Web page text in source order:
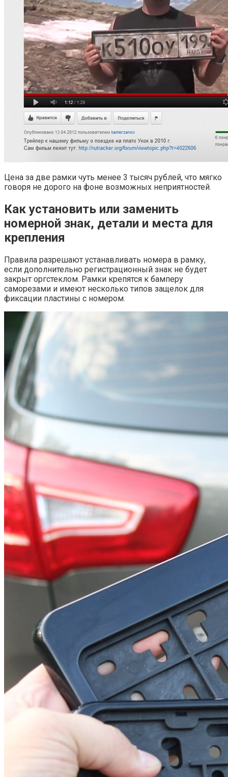
Цена за две рамки чуть менее 3 тысяч рублей, что мягко
говоря не дорого на фоне возможных неприятностей.
Как установить или заменить
номерной знак, детали и места для
крепления
Правила разрешают устанавливать номера в рамку,
если дополнительно регистрационный знак не будет
закрыт оргстеклом. Рамки крепятся к бамперу
саморезами и имеют несколько типов защелок для
фиксации пластины с номером.